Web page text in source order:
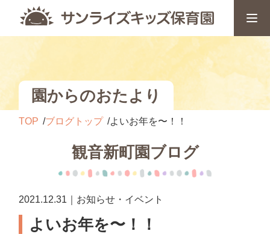
園からのおたより
TOP ブログトップ よいお年を〜！！
観音新町園ブログ
2021.12.31｜お知らせ・イベント
よいお年を〜！！